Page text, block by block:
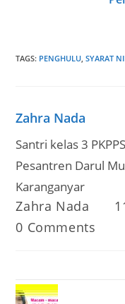
TAGS: PENGHULU SYARAT
Zahra Nada
Santri kelas 3
Pesantren Darul
Karanganyar
Post
Zahra Nada
Post
0 Comments